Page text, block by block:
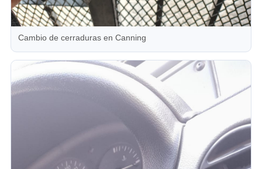
Cambio de cerraduras en Canning